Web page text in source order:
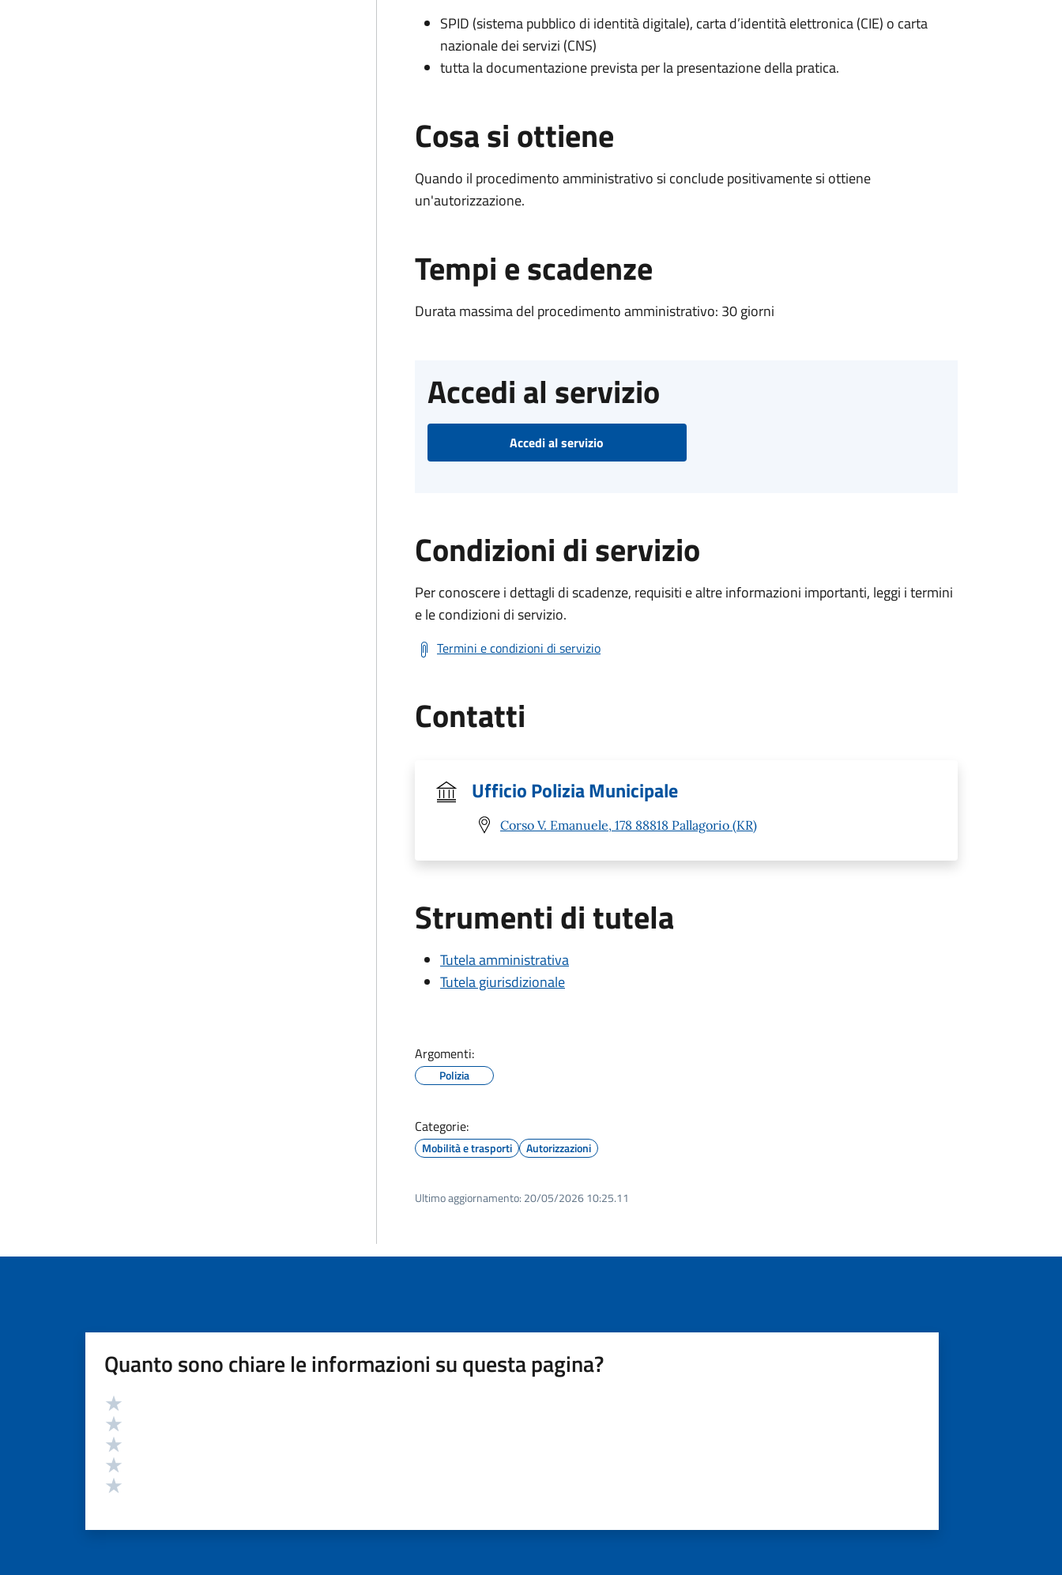
SPID (sistema pubblico di identità digitale), carta d’identità elettronica (CIE) o carta
nazionale dei servizi (CNS)
tutta la documentazione prevista per la presentazione della pratica.
Cosa si ottiene
Quando il procedimento amministrativo si conclude positivamente si ottiene
un'autorizzazione.
Tempi e scadenze
Durata massima del procedimento amministrativo: 30 giorni
Accedi al servizio
Accedi al servizio
Condizioni di servizio
Per conoscere i dettagli di scadenze, requisiti e altre informazioni importanti, leggi i termini
e le condizioni di servizio.
Termini e condizioni di servizio
Contatti
Ufficio Polizia Municipale
Corso V. Emanuele, 178 88818 Pallagorio (KR)
Strumenti di tutela
Tutela amministrativa
Tutela giurisdizionale
Argomenti:
Polizia
Categorie:
Mobilità e trasporti Autorizzazioni
Ultimo aggiornamento: 20/05/2026 10:25.11
Quanto sono chiare le informazioni su questa pagina?
Valutazione